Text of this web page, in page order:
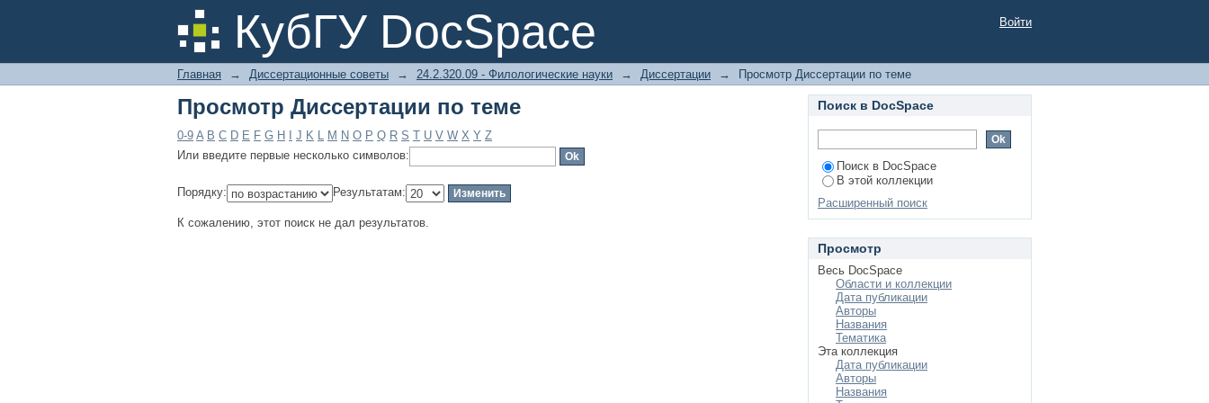
КубГУ DocSpace
Просмотр Диссертации по теме Войти
Главная → Диссертационные советы → 24.2.320.09 - Филологические науки → Диссертации → Просмотр Диссертации по теме
Просмотр Диссертации по теме
0-9 A B C D E F G H J K L M N O P Q R S T U V W X Y Z
Или введите первые несколько символов:
Порядку: Результатам:
К сожалению, этот поиск не дал результатов.
Поиск в DocSpace
Поиск в DocSpace
В этой коллекции
Расширенный поиск
Просмотр
Весь DocSpace
Области и коллекции
Дата публикации
Авторы
Названия
Тематика
Эта коллекция
Дата публикации
Авторы
Названия